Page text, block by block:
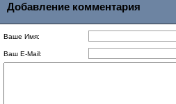
Добавление комментария
Ваше Имя:
Ваш E-Mail: